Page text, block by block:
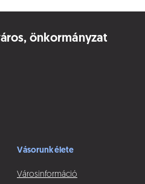
önkormányzat
Vásorunk élete
Városinformáció